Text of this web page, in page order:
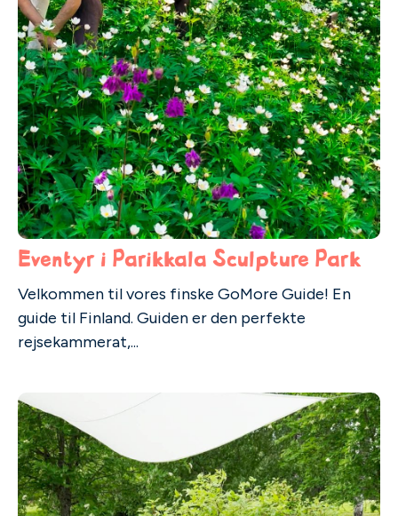
Eventyr i Parikkala Sculpture Park
Velkommen til vores finske GoMore Guide! En
guide til Finland. Guiden er den perfekte
rejsekammerat,...